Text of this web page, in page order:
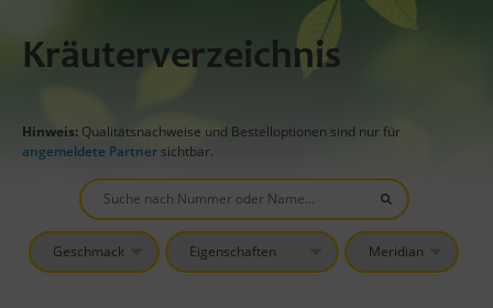
Kräuterverzeichnis
Hinweis: Qualitätsnachweise und Bestelloptionen sind nur für
angemeldete Partner sichtbar.